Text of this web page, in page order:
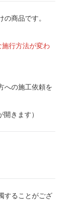
商品です。
行方法が変わ
への施工依頼を
開きます）
することがござ